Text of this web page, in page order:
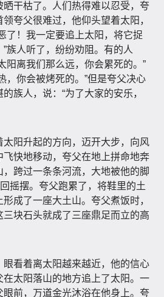
干枯了。人们热得难以忍受，夸
夸父很难过，他仰头望着太阳，
了！我一定要追上太阳，将它捉
族人听了，纷纷劝阻。有的人
阳离我们那么远，你会累死的。”
，你会被烤死的。”但是夸父决心
族人，说：“为了大家的安乐，
阳升起的方向，迈开大步，向风
快地移动，夸父在地上拼命地奔
跨过一条条河流，大地被他的脚
摇摆。夸父跑累了，将鞋里的土
成了一座大土山。夸父煮饭时，
块石头就成了三座鼎足而立的高
看着离太阳越来越近，他的信心
太阳落山的地方追上了太阳。一
眼前，万道金光沐浴在他身上。夸